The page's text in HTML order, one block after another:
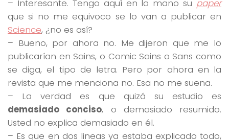
– Interesante. Tengo aquí en la mano su paper
que si no me equivoco se lo van a publicar en
Science, ¿no es así?
– Bueno, por ahora no. Me dijeron que me lo
publicarían en Sains, o Comic Sains o Sans como
se diga, el tipo de letra. Pero por ahora en la
revista que me menciona no. Esa no me suena.
– La verdad es que quizá su estudio es
demasiado conciso, o demasiado resumido.
Usted no explica demasiado en él.
– Es que en dos lineas ya estaba explicado todo,